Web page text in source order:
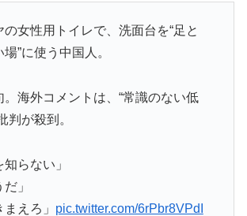
の女性用トイレで、洗面台を“足と
”に使う中国人。
。海外コメントは、“常識のない低
判が殺到。
知らない」
」
まえろ」 pic.twitter.com/6rPbr8VPdI